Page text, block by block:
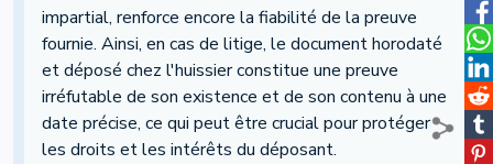
impartial, renforce encore la fiabilité de la preuve
fournie. Ainsi, en cas de litige, le document horodaté
et déposé chez l'huissier constitue une preuve
irréfutable de son existence et de son contenu à une
date précise, ce qui peut être crucial pour protéger
les droits et les intérêts du déposant.